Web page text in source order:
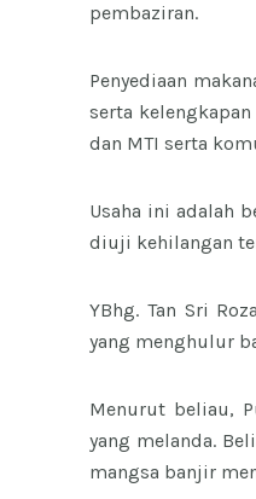
pembaziran.
Penyediaan
serta
dan MTI serta
Usaha ini adalah
diuji kehilangan
YBhg. Tan Sri
yang menghulur
Menurut beliau,
yang melanda.
mangsa banjir